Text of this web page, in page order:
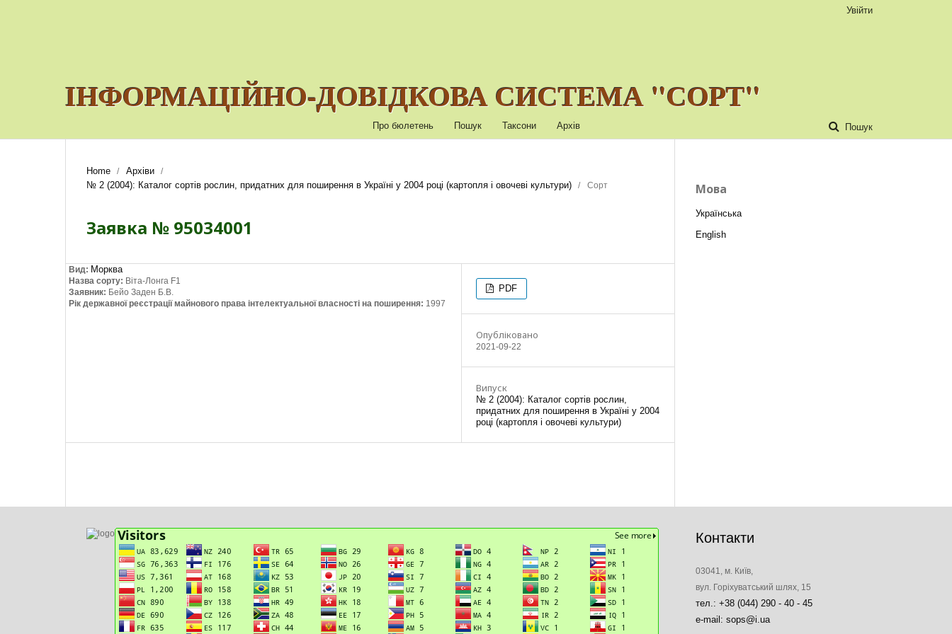
ІНФОРМАЦІЙНО-ДОВІДКОВА СИСТЕМА "СОРТ"
Про бюлетень Пошук Таксони Архів Пошук
Увійти
Home / Архіви /
№ 2 (2004): Каталог сортів рослин, придатних для поширення в Україні у 2004 році (картопля і овочеві культури) / Сорт
Заявка № 95034001
Вид: Морква
Назва сорту: Віта-Лонга F1
Заявник: Бейо Заден Б.В.
Рік державної реєстрації майнового права інтелектуальної власності на поширення: 1997
PDF
Опубліковано
2021-09-22
Випуск
№ 2 (2004): Каталог сортів рослин,
придатних для поширення в Україні у 2004
році (картопля і овочеві культури)
Мова
Українська
English
Контакти
03041, м. Київ,
вул. Горіхуватський шлях, 15
тел.: +38 (044) 290 - 40 - 45
e-mail: sops@i.ua